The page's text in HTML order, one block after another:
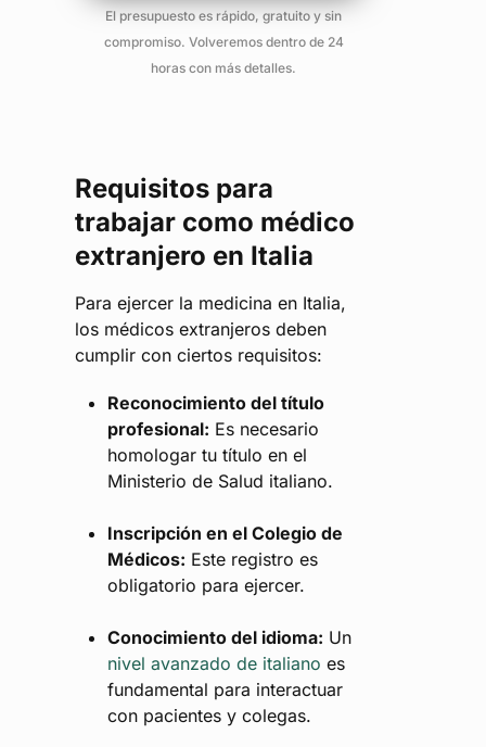
El presupuesto es rápido, gratuito y sin
compromiso. Volveremos dentro de 24
horas con más detalles.
Requisitos para
trabajar como médico
extranjero en Italia
Para ejercer la medicina en Italia,
los médicos extranjeros deben
cumplir con ciertos requisitos:
Reconocimiento del título
profesional: Es necesario
homologar tu título en el
Ministerio de Salud italiano.
Inscripción en el Colegio de
Médicos: Este registro es
obligatorio para ejercer.
Conocimiento del idioma: Un
nivel avanzado de italiano es
fundamental para interactuar
con pacientes y colegas.